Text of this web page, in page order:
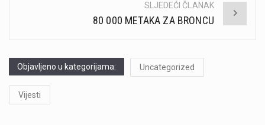
SLJEDEĆI ČLANAK
80 000 METAKA ZA BRONCU
Objavljeno u kategorijama: Uncategorized
Vijesti